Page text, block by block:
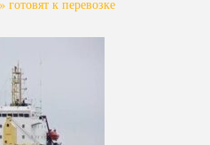
к перевозке